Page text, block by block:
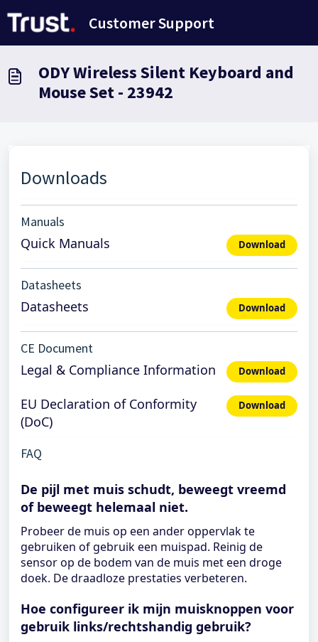
Customer Support
ODY Wireless Silent Keyboard and
Mouse Set - 23942
Downloads
Manuals
Quick Manuals Download
Datasheets
Datasheets Download
CE Document
Legal & Compliance Information Download
EU Declaration of Conformity
(DoC)
Download
FAQ
De pijl met muis schudt, beweegt vreemd
of beweegt helemaal niet.
Probeer de muis op een ander oppervlak te
gebruiken of gebruik een muispad. Reinig de
sensor op de bodem van de muis met een droge
doek. De draadloze prestaties verbeteren.
Hoe configureer ik mijn muisknoppen voor
gebruik links/rechtshandig gebruik?